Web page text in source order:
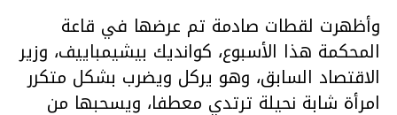
وأظهرت لقطات صادمة تم عرضها في قاعة
المحكمة هذا الأسبوع، كوانديك بيشيمباييف، وزير
الاقتصاد السابق، وهو يركل ويضرب بشكل متكرر
امرأة شابة نحيلة ترتدي معطفا، ويسحبها من